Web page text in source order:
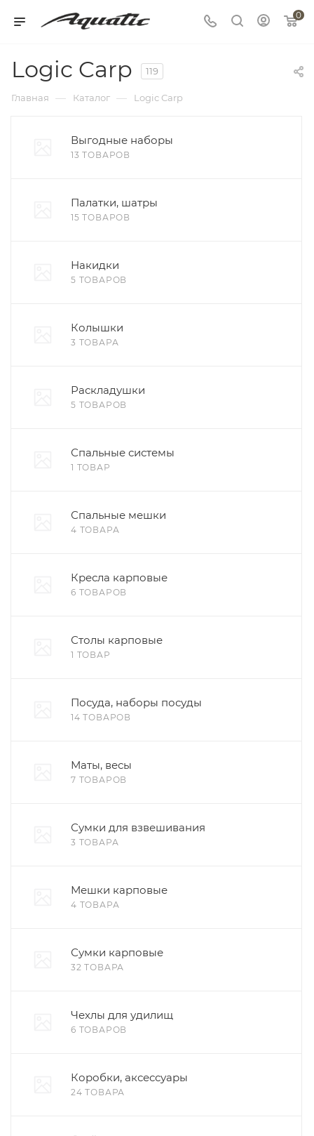
0
Logic Carp 119
Главная — Каталог — Logic Carp
Выгодные наборы
13 ТОВАРОВ
Палатки, шатры
15 ТОВАРОВ
Накидки
5 ТОВАРОВ
Колышки
3 ТОВАРА
Раскладушки
5 ТОВАРОВ
Спальные системы
1 ТОВАР
Спальные мешки
4 ТОВАРА
Кресла карповые
6 ТОВАРОВ
Столы карповые
1 ТОВАР
Посуда, наборы посуды
14 ТОВАРОВ
Маты, весы
7 ТОВАРОВ
Сумки для взвешивания
3 ТОВАРА
Мешки карповые
4 ТОВАРА
Сумки карповые
32 ТОВАРА
Чехлы для удилищ
6 ТОВАРОВ
Коробки, аксессуары
24 ТОВАРА